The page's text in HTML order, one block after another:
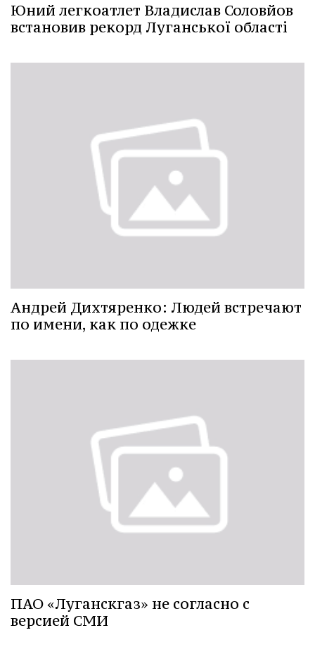
Юний легкоатлет Владислав Соловйов
встановив рекорд Луганської області
Андрей Дихтяренко: Людей встречают
по имени, как по одежке
ПАО «Луганскгаз» не согласно с
версией СМИ